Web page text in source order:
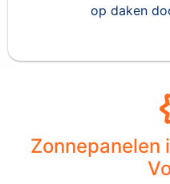
op daken